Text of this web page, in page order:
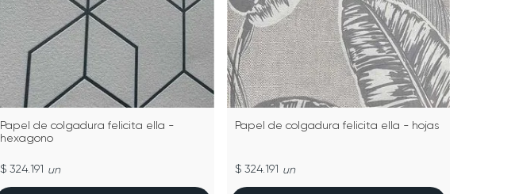
Papel de colgadura felicita ella -
hexagono
$ 324.191 un
Papel de colgadura felicita ella - hojas
$ 324.191 un